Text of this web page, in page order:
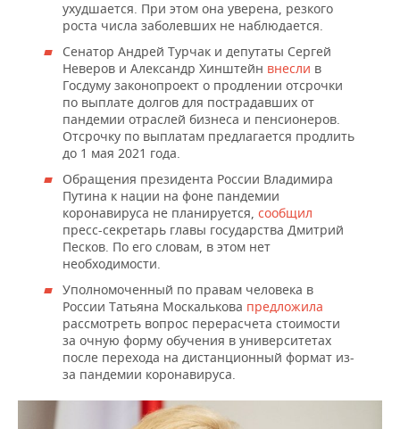
ухудшается. При этом она уверена, резкого
роста числа заболевших не наблюдается.
Сенатор Андрей Турчак и депутаты Сергей
Неверов и Александр Хинштейн внесли в
Госдуму законопроект о продлении отсрочки
по выплате долгов для пострадавших от
пандемии отраслей бизнеса и пенсионеров.
Отсрочку по выплатам предлагается продлить
до 1 мая 2021 года.
Обращения президента России Владимира
Путина к нации на фоне пандемии
коронавируса не планируется, сообщил
пресс-секретарь главы государства Дмитрий
Песков. По его словам, в этом нет
необходимости.
Уполномоченный по правам человека в
России Татьяна Москалькова предложила
рассмотреть вопрос перерасчета стоимости
за очную форму обучения в университетах
после перехода на дистанционный формат из-
за пандемии коронавируса.